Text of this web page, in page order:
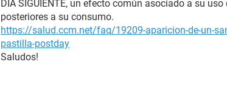
DIA SIGUIENTE, un efecto común asociado a su
posteriores a su consumo.
https://salud.ccm.net/faq/19209-aparicion-de-un-
pastilla-postday
Saludos!